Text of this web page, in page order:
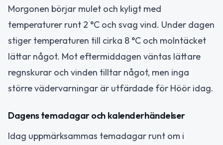
Morgonen börjar mulet och kyligt med
temperaturer runt 2 °C och svag vind. Under dagen
stiger temperaturen till cirka 8 °C och molntäcket
lättar något. Mot eftermiddagen väntas lättare
regnskurar och vinden tilltar något, men inga
större vädervarningar är utfärdade för Höör idag.
Dagens temadagar och kalenderhändelser
Idag uppmärksammas temadagar runt om i